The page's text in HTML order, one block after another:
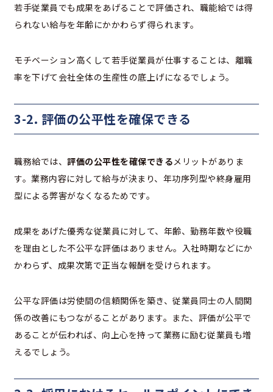
若手従業員でも成果をあげることで評価され、職能給では得
られない給与を年齢にかかわらず得られます。
モチベーション高くして若手従業員が仕事することは、離職
率を下げて会社全体の生産性の底上げになるでしょう。
3-2. 評価の公平性を確保できる
職務給では、 評価の公平性を確保できる メリットがありま
す。業務内容に対して給与が決まり、年功序列型や終身雇用
型による弊害がなくなるためです。
成果をあげた優秀な従業員に対して、年齢、勤務年数や役職
を理由とした不公平な評価はありません。入社時期などにか
かわらず、成果次第で正当な報酬を受けられます。
公平な評価は労使間の信頼関係を築き、従業員同士の人間関
係の改善にもつながることがあります。また、評価が公平で
あることが伝われば、向上心を持って業務に励む従業員も増
えるでしょう。